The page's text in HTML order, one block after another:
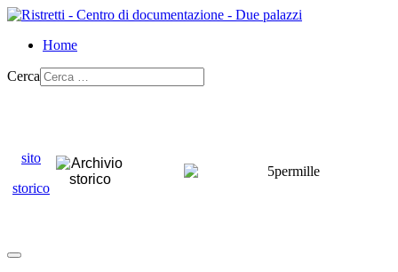
Home
Cerca
sito
storico